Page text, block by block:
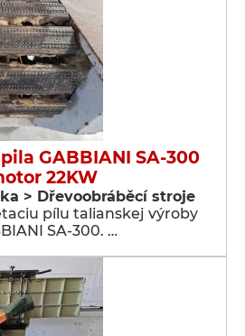
GABBIANI SA-300
22KW
> Dřevoobráběcí stroje
pílu talianskej výroby
SA-300. …